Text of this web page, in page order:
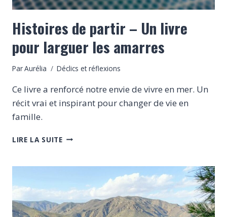
Histoires de partir – Un livre
pour larguer les amarres
ParAurélia Déclics et réflexions
Ce livre a renforcé notre envie de vivre en mer. Un
récit vrai et inspirant pour changer de vie en
famille.
LIRE LA SUITEHISTOIRES
–
LIVRE
POUR
LARGUER